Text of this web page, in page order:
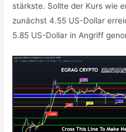
stärkste. Sollte der Kurs wie
zunächst 4.55 US-Dollar
5.85 US-Dollar in Angriff